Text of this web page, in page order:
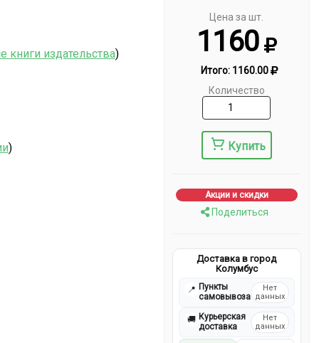
Цена за шт.
1160
Итого: 1160.00
Количество
Купить
Акции и скидки
Поделиться
Доставка в город
Колумбус
📍 Пункты
самовывоза
Нет
данных
🚚 Курьерская
доставка
Нет
данных
книги издательства)
)